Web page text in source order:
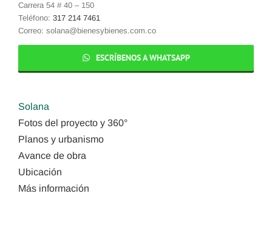
Carrera 54 # 40 – 150
Teléfono: 317 214 7461
Correo: solana@bienesybienes.com.co
ESCRÍBENOS A WHATSAPP
Solana
Fotos del proyecto y 360°
Planos y urbanismo
Avance de obra
Ubicación
Más información